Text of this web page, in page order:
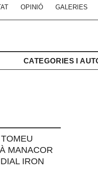
OPINIÓ GALERIES
CATEGORIES I
MANACOR
IRON